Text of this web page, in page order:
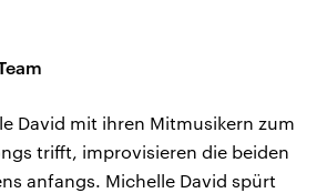
David mit ihren Mitmusikern zum
trifft, improvisieren die beiden
anfangs. Michelle David spürt